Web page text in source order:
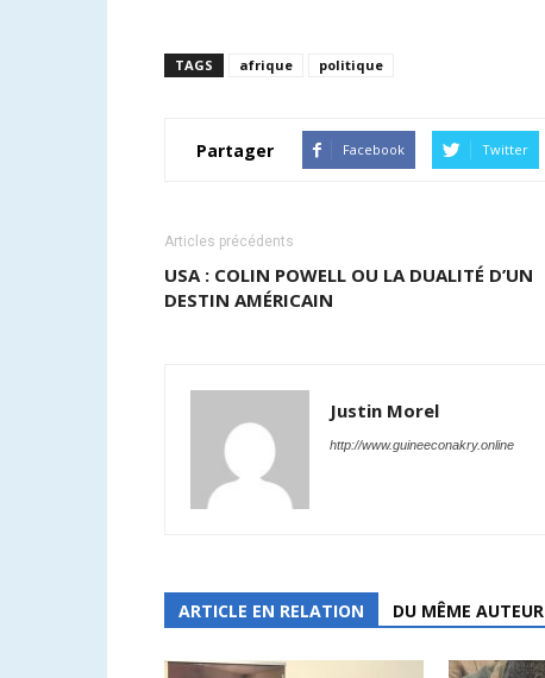
TAGS afrique politique
Partager Facebook Twitter
Articles précédents
USA : COLIN POWELL OU LA DUALITÉ D’UN
DESTIN AMÉRICAIN
Justin Morel
http://www.guineeconakry.online
ARTICLE EN RELATION DU MÊME AUTEUR